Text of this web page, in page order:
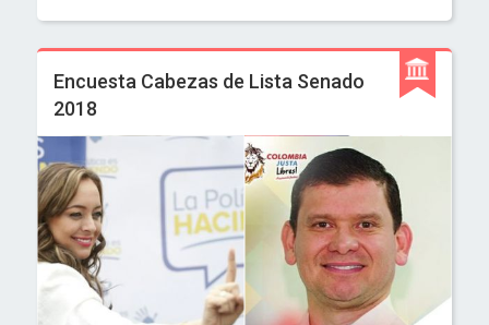
Encuesta Cabezas de Lista Senado
2018